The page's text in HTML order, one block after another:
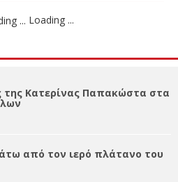
Loading ...
της Κατερίνας Παπακώστα στα